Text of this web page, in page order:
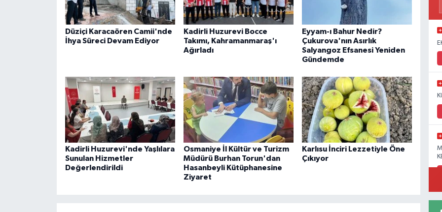
Düziçi Karacaören Camii'nde
İhya Süreci Devam Ediyor
Kadirli Huzurevi Bocce
Takımı, Kahramanmaraş'ı
Ağırladı
Eyyam-ı Bahur Nedir?
Çukurova'nın Asırlık
Salyangoz Efsanesi Yeniden
Gündemde
Kadirli Huzurevi'nde Yaşlılara
Sunulan Hizmetler
Değerlendirildi
Osmaniye İl Kültür ve Turizm
Müdürü Burhan Torun'dan
Hasanbeyli Kütüphanesine
Ziyaret
Karlısu İnciri Lezzetiyle Öne
Çıkıyor